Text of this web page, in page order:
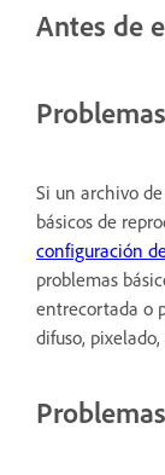
Antes de
Si un archivo
básicos de
configuración
problemas
entrecortada o
difuso,